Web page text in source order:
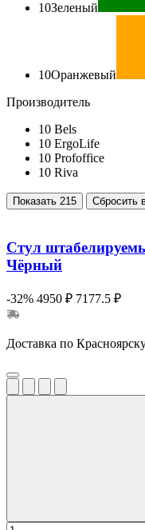
10Зеленый
10Оранжевый
Производитель
10 Bels
10 ErgoLife
10 Profoffice
10 Riva
Показать 215 Сбросить
Стул
Чёрный
-32% 4950 ₽ 7177.5 ₽
Доставка по